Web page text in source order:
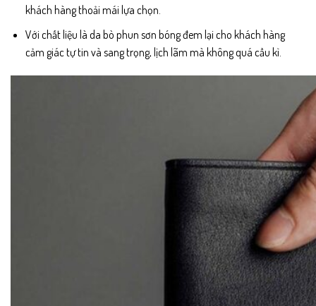
khách hàng thoải mái lựa chọn.
Với chất liệu là da bò phun sơn bóng đem lại cho khách hàng
cảm giác tự tin và sang trọng, lịch lãm mà không quá cầu kì.